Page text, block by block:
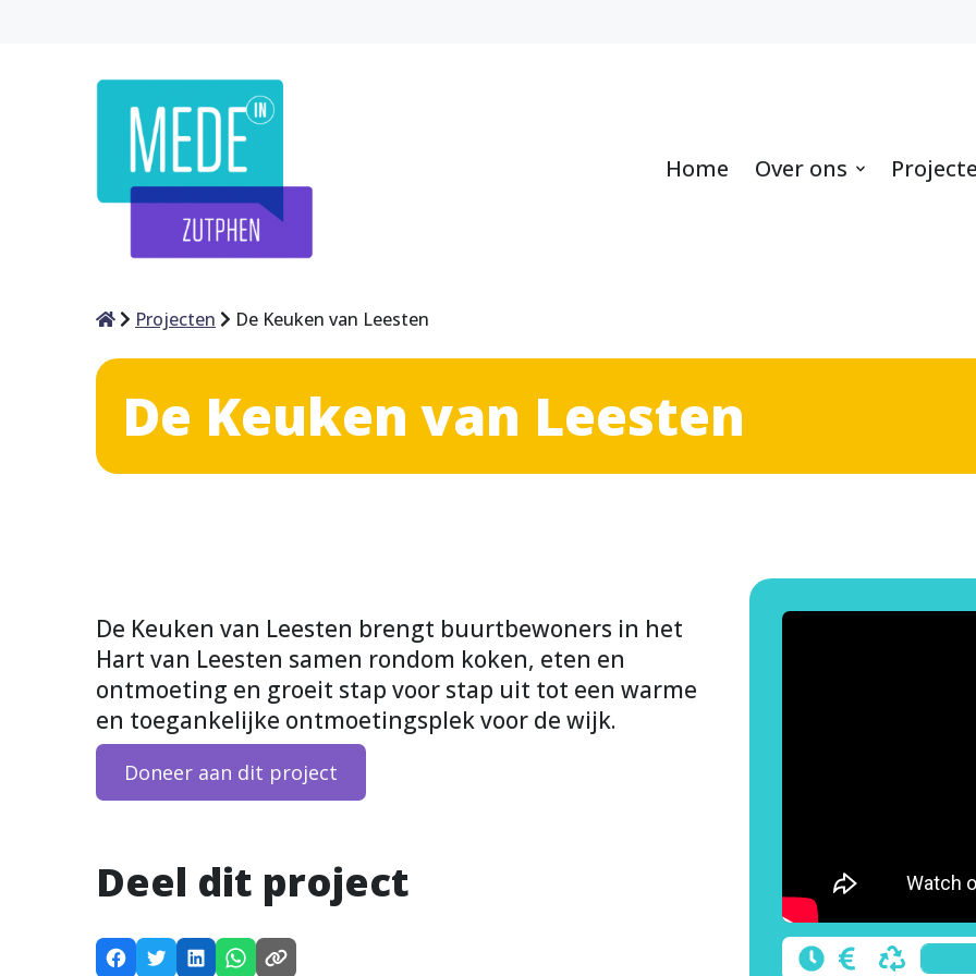
Home Over ons
HomeProjecten De Keuken van Leesten
De Keuken van Leesten
De Keuken van Leesten brengt buurtbewoners in het
Hart van Leesten samen rondom koken, eten en
ontmoeting en groeit stap voor stap uit tot een warme
en toegankelijke ontmoetingsplek voor de wijk.
Doneer aan dit project
Deel dit project